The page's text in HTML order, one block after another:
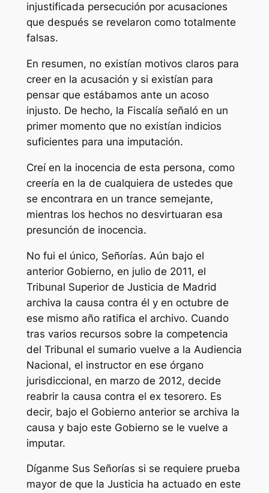
injustificada persecución por acusaciones
que después se revelaron como totalmente
falsas.
En resumen, no existían motivos claros para
creer en la acusación y si existían para
pensar que estábamos ante un acoso
injusto. De hecho, la Fiscalía señaló en un
primer momento que no existían indicios
suficientes para una imputación.
Creí en la inocencia de esta persona, como
creería en la de cualquiera de ustedes que
se encontrara en un trance semejante,
mientras los hechos no desvirtuaran esa
presunción de inocencia.
No fui el único, Señorías. Aún bajo el
anterior Gobierno, en julio de 2011, el
Tribunal Superior de Justicia de Madrid
archiva la causa contra él y en octubre de
ese mismo año ratifica el archivo. Cuando
tras varios recursos sobre la competencia
del Tribunal el sumario vuelve a la Audiencia
Nacional, el instructor en ese órgano
jurisdiccional, en marzo de 2012, decide
reabrir la causa contra el ex tesorero. Es
decir, bajo el Gobierno anterior se archiva la
causa y bajo este Gobierno se le vuelve a
imputar.
Díganme Sus Señorías si se requiere prueba
mayor de que la Justicia ha actuado en este